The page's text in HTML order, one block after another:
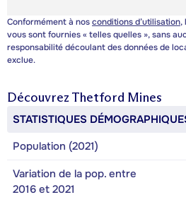
Conformément à nosconditions d’utilisation,
vous sont fournies « telles quelles », sans
responsabilité découlant des données de
exclue.
Découvrez Thetford Mines
STATISTIQUES
Population (2021)
Variation de la pop. entre
2016 et 2021